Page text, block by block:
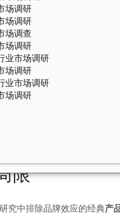
场调研
场调研
场调查
场调研
业市场调研
场调研
业市场调研
场调研
July 2, 2026
验方法的偏好地图
产品盲测数据中的
实验方法的核
限
究中排除品牌效应的经典产